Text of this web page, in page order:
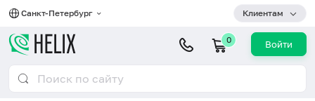
Санкт-Петербург Клиентам
0 Войти